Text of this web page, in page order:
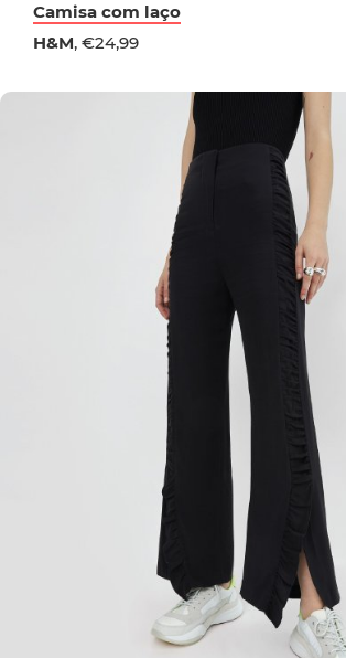
Camisa com laço
H&M, €24,99